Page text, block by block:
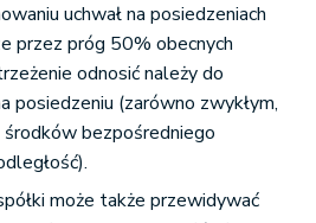
uchwał na posiedzeniach
przez próg 50% obecnych
odnosić należy do
posiedzeniu (zarówno zwykłym,
bezpośredniego
może także przewidywać